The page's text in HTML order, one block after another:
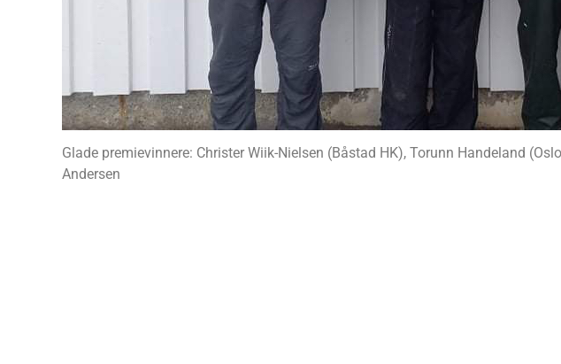
Glade premievinnere: Christer Wiik-Nielsen (Båstad HK), Torunn Handeland
Andersen